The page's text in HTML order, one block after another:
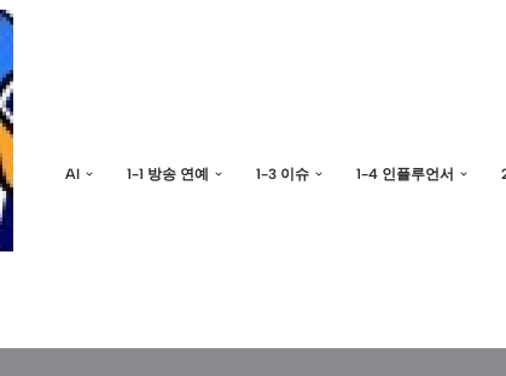
AI 1-1 방송 연예 1-3 이슈 1-4 인플루언서